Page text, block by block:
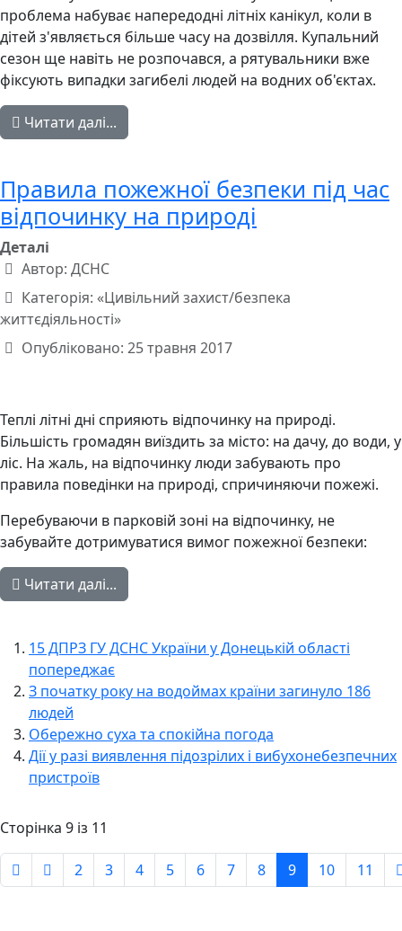
проблема набуває напередодні літніх канікул, коли в
дітей з'являється більше часу на дозвілля. Купальний
сезон ще навіть не розпочався, а рятувальники вже
фіксують випадки загибелі людей на водних об'єктах.
Читати далі...
Правила пожежної безпеки під час
відпочинку на природі
Деталі
Автор: ДСНС
Категорія: «Цивільний захист/безпека
життєдіяльності»
Опубліковано: 25 травня 2017
Теплі літні дні сприяють відпочинку на природі.
Більшість громадян виїздить за місто: на дачу, до води, у
ліс. На жаль, на відпочинку люди забувають про
правила поведінки на природі, спричиняючи пожежі.
Перебуваючи в парковій зоні на відпочинку, не
забувайте дотримуватися вимог пожежної безпеки:
Читати далі...
15 ДПРЗ ГУ ДСНС України у Донецькій області
попереджає
З початку року на водоймах країни загинуло 186
людей
Обережно суха та спокійна погода
Дії у разі виявлення підозрілих і вибухонебезпечних
пристроїв
Сторінка 9 із 11
2 3 4 5 6 7 8 9 10 11